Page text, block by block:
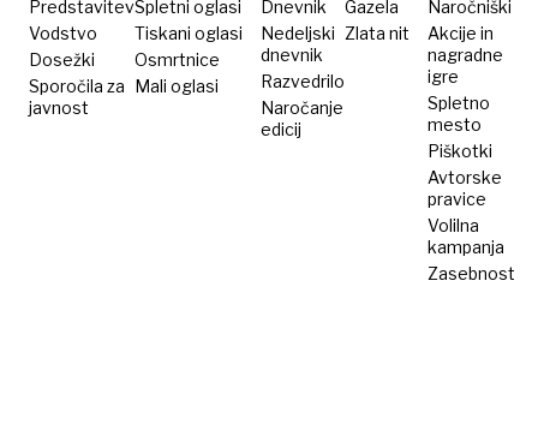
Predstavitev
Vodstvo
Dosežki
Sporočila za
javnost
Spletni oglasi
Tiskani oglasi
Osmrtnice
Mali oglasi
Dnevnik
Nedeljski
dnevnik
Razvedrilo
Naročanje
edicij
Gazela
Zlata nit
Naročniški
Akcije in
nagradne
igre
Spletno
mesto
Piškotki
Avtorske
pravice
Volilna
kampanja
Zasebnost